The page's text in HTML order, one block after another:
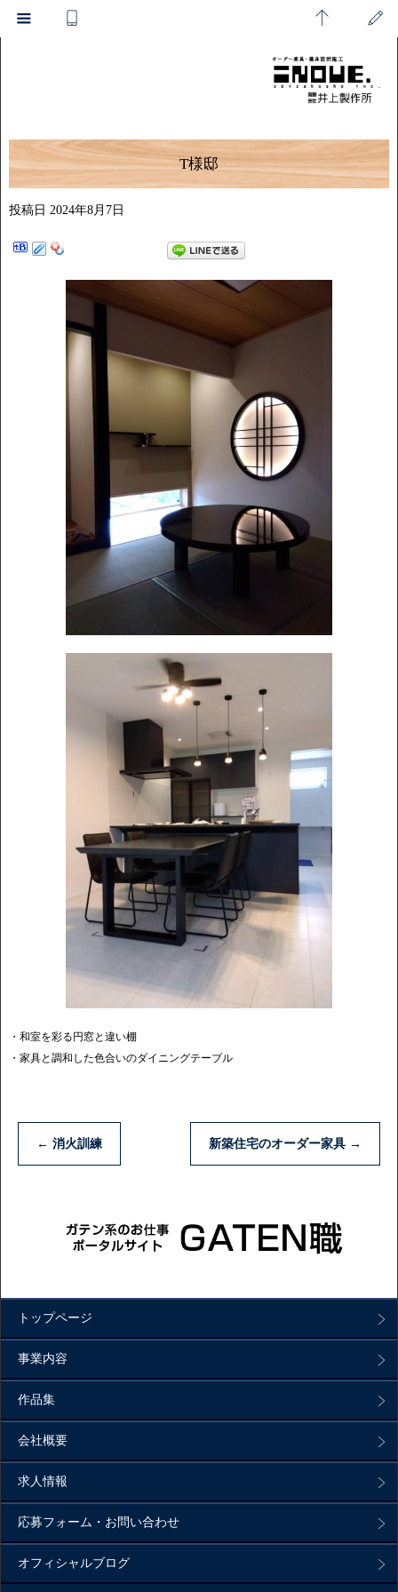
T様邸
投稿日 2024年8月7日
・和室を彩る円窓と違い棚
・家具と調和した色合いのダイニングテーブル
← 消火訓練 新築住宅のオーダー家具 →
トップページ
事業内容
作品集
会社概要
求人情報
応募フォーム・お問い合わせ
オフィシャルブログ